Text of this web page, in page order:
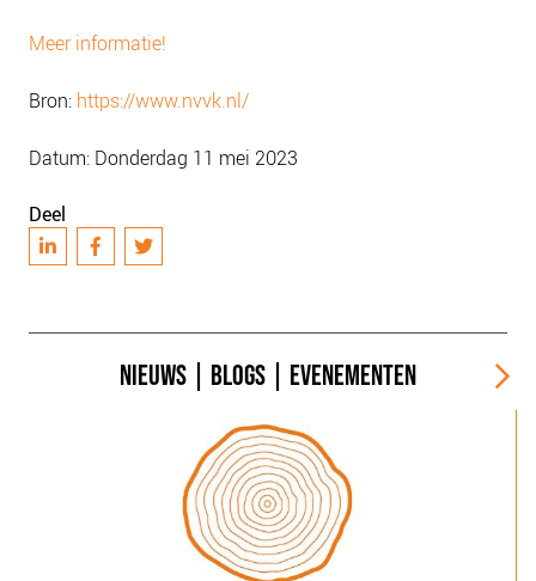
Meer informatie!
Bron: https://www.nvvk.nl/
Datum: Donderdag 11 mei 2023
Deel
NIEUWS BLOGS EVENEMENTEN